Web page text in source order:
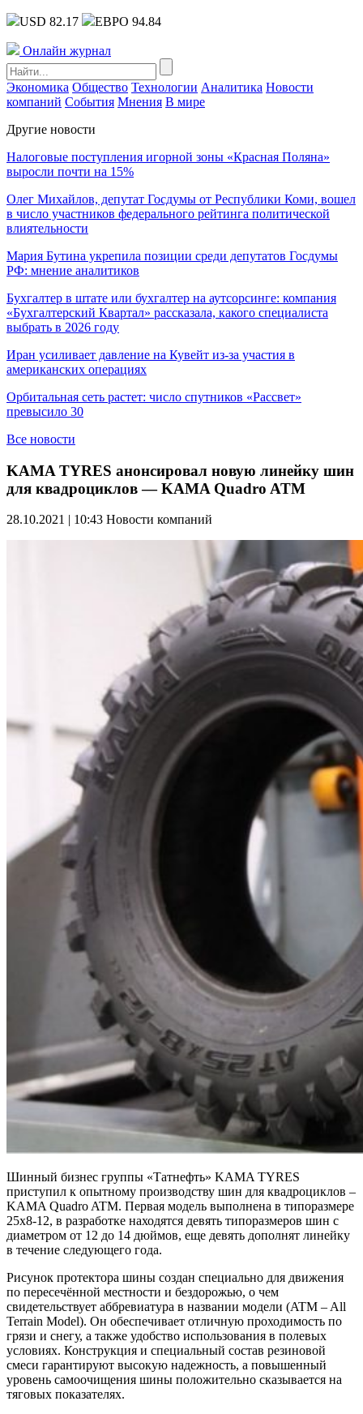
USD 82.17 ЕВРО 94.84
Онлайн журнал
Экономика Общество Технологии Аналитика Новости
компаний События Мнения В мире
Другие новости
Налоговые поступления игорной зоны «Красная Поляна»
выросли почти на 15%
Олег Михайлов, депутат Госдумы от Республики Коми, вошел
в число участников федерального рейтинга политической
влиятельности
Мария Бутина укрепила позиции среди депутатов Госдумы
РФ: мнение аналитиков
Бухгалтер в штате или бухгалтер на аутсорсинге: компания
«Бухгалтерский Квартал» рассказала, какого специалиста
выбрать в 2026 году
Иран усиливает давление на Кувейт из-за участия в
американских операциях
Орбитальная сеть растет: число спутников «Рассвет»
превысило 30
Все новости
KAMA TYRES анонсировал новую линейку шин
для квадроциклов — KAMA Quadro ATM
28.10.2021 | 10:43 Новости компаний
Шинный бизнес группы «Татнефть» KAMA TYRES
приступил к опытному производству шин для квадроциклов –
KAMA Quadro ATM. Первая модель выполнена в типоразмере
25х8-12, в разработке находятся девять типоразмеров шин с
диаметром от 12 до 14 дюймов, еще девять дополнят линейку
в течение следующего года.
Рисунок протектора шины создан специально для движения
по пересечённой местности и бездорожью, о чем
свидетельствует аббревиатура в названии модели (ATM – All
Terrain Model). Он обеспечивает отличную проходимость по
грязи и снегу, а также удобство использования в полевых
условиях. Конструкция и специальный состав резиновой
смеси гарантируют высокую надежность, а повышенный
уровень самоочищения шины положительно сказывается на
тяговых показателях.